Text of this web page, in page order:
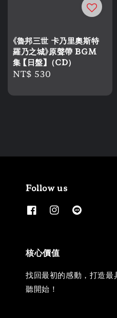
《魯邦三世 卡乃里奧斯特
羅乃之城》原聲帶 BGM
集 【日盤】（CD）
Regular
NT$ 530
Follow us
核心價值
找回最初的感動，打造
聽開始！